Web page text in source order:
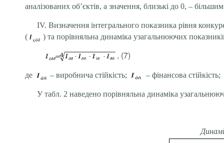
аналізованих об’єктів, а значення, близькі до 0, –
IV. Визначення інтегрального показника рівня
(
) та порівняльна динаміка узагальнюючих
, (7)
де – виробнича стійкість; – фінансова стійкість;
У табл. 2 наведено порівняльна динаміка